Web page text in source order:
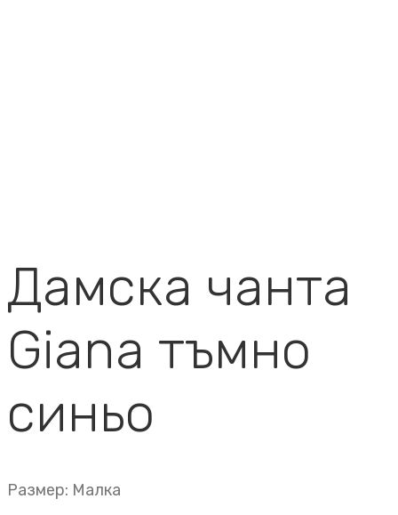
Дамска чанта
Giana тъмно
синьо
Размер: Малка